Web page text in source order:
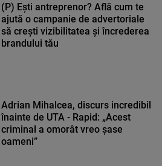
(P) Ești antreprenor? Află cum te
ajută o campanie de advertoriale
să crești vizibilitatea și încrederea
brandului tău
Adrian Mihalcea, discurs incredibil
înainte de UTA - Rapid: „Acest
criminal a omorât vreo șase
oameni”